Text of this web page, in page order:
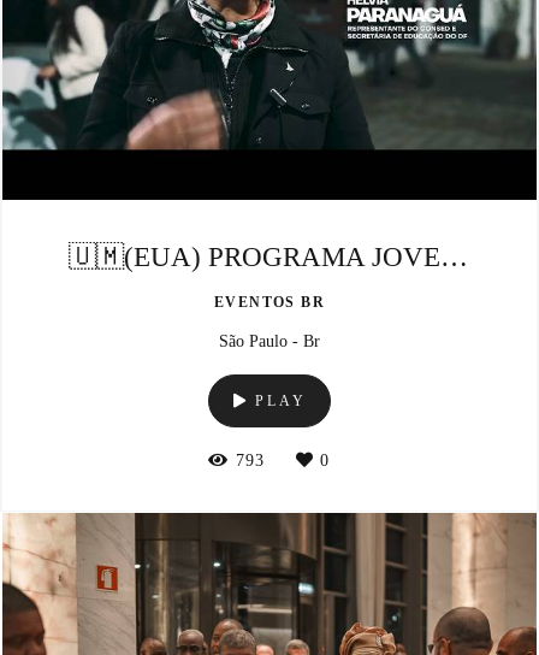
🇺🇲(EUA) PROGRAMA JOVENS EMBAIXADORES
EVENTOS BR
São Paulo - Br
PLAY
793 0